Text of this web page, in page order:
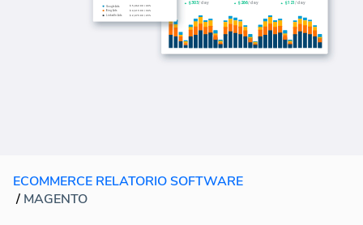
ECOMMERCE RELATORIO SOFTWARE
/ MAGENTO